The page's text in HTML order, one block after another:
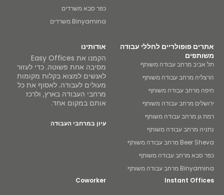
כפר סבא משרדים
Binyamina משרדים
אתרים פופולריים לחללי עבודה
משותפים
תל אביב מרחב עבודה משותף
הרצליה מרחב עבודה משותף
חיפה מרחב עבודה משותף
ירושלים מרחב עבודה משותף
רמת גן מרחב עבודה משותף
נתניה מרחב עבודה משותף
Beer Sheva מרחב עבודה משותף
כפר סבא מרחב עבודה משותף
Binyamina מרחב עבודה משותף
אודותינו
הקמנו את Easy Offices
מסיבה אחת פשוטה. כדי לעזור
לאנשים למצוא בקלות מקומות
מעולים לעבודה. לאסוף את כל
מרחבי העבודה בארץ, ולרכז
אותם במקום אחד.
עיון במרחבי העבודה
Instant Offices
Coworker